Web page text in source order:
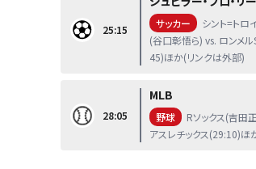
25:15 サッカー
シント=トロ
(谷口彰悟ら) vs. ロンメ
45)ほか(リンクは外部)
28:05
MLB
野球
Rソックス(吉田
アスレチックス(29:10)ほ